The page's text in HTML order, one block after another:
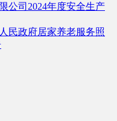
公司2024年度安全生产
民政府居家养老服务照